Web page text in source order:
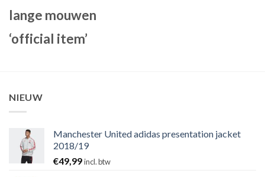
lange mouwen
‘official item’
NIEUW
Manchester United adidas presentation jacket
2018/19
€49,99incl. btw